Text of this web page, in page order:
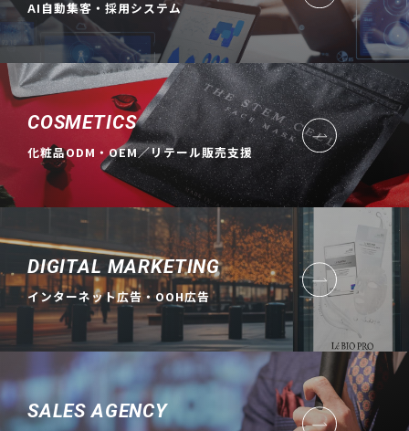
AI自動集客・採用システム
COSMETICS
化粧品ODM・OEM／リテール販売支援
DIGITAL MARKETING
インターネット広告・OOH広告
SALES AGENCY